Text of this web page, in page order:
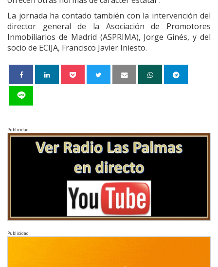
La jornada ha contado también con la intervención del
director general de la Asociación de Promotores
Inmobiliarios de Madrid (ASPRIMA), Jorge Ginés, y del
socio de ECIJA, Francisco Javier Iniesto.
Publicidad
Publicidad